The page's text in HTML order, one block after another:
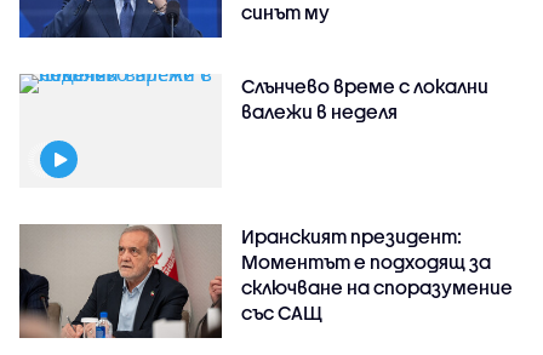
синът му
Слънчево време с локални
валежи в неделя
Иранският президент:
Моментът е подходящ за
сключване на споразумение
със САЩ